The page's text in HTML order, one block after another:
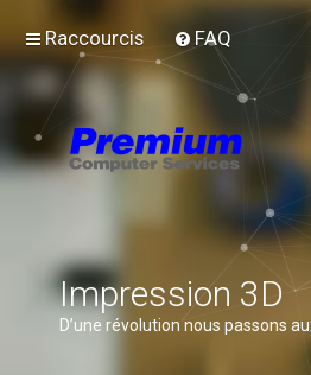
Raccourcis FAQ
Impression 3D
D’une révolution nous passons